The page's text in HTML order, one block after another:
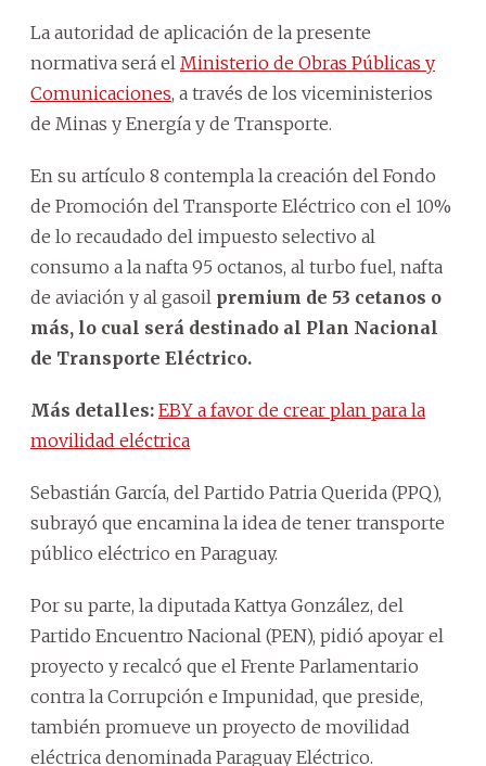
La autoridad de aplicación de la presente
normativa será el Ministerio de Obras Públicas y
Comunicaciones, a través de los viceministerios
de Minas y Energía y de Transporte.
En su artículo 8 contempla la creación del Fondo
de Promoción del Transporte Eléctrico con el 10%
de lo recaudado del impuesto selectivo al
consumo a la nafta 95 octanos, al turbo fuel, nafta
de aviación y al gasoil premium de 53 cetanos o
más, lo cual será destinado al Plan Nacional
de Transporte Eléctrico.
Más detalles: EBY a favor de crear plan para la
movilidad eléctrica
Sebastián García, del Partido Patria Querida (PPQ),
subrayó que encamina la idea de tener transporte
público eléctrico en Paraguay.
Por su parte, la diputada Kattya González, del
Partido Encuentro Nacional (PEN), pidió apoyar el
proyecto y recalcó que el Frente Parlamentario
contra la Corrupción e Impunidad, que preside,
también promueve un proyecto de movilidad
eléctrica denominada Paraguay Eléctrico.